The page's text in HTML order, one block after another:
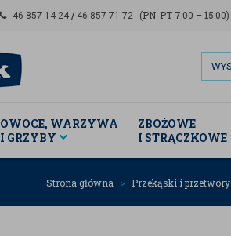
46 857 14 24 / 46 857 71 72 (PN-PT 7:00 – 15:00)
OWOCE, WARZYWA
I GRZYBY
ZBOŻOWE
I STRĄCZKOWE
Strona główna Przekąski i przetwory